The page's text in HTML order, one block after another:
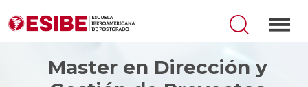
Master en Dirección y